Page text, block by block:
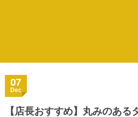
07
Dec
【店長おすすめ】丸みのある